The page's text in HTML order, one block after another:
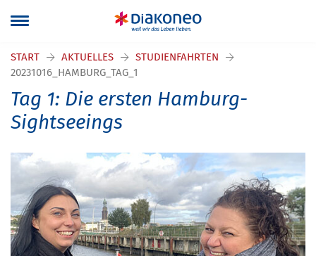
START AKTUELLES
STUDIENFAHRTEN
20231016_HAMBURG_TAG_1
Tag 1: Die ersten Hamburg-
Sightseeings